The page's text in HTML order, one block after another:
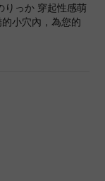
りっか 穿起性感萌
小穴內，為您的